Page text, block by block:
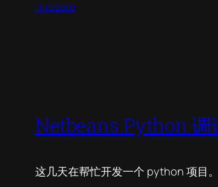
11/12/2009
Netbeans Python 调
这几天在帮忙开发一个 python 项目